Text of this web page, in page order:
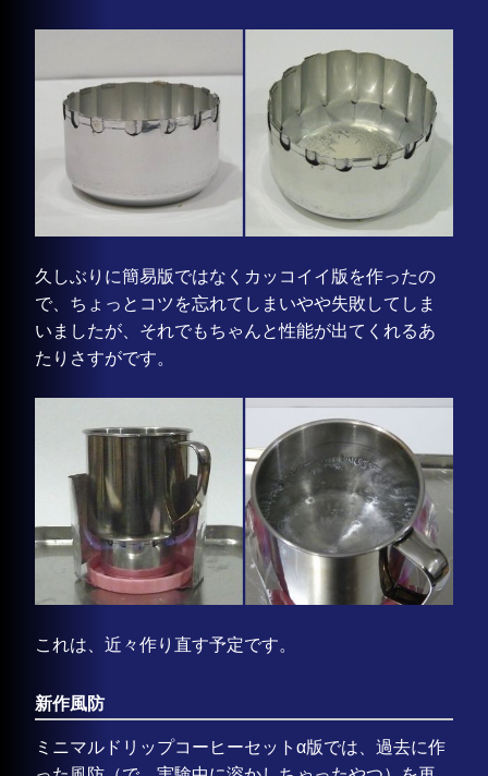
久しぶりに簡易版ではなくカッコイイ版を作ったの
で、ちょっとコツを忘れてしまいやや失敗してしま
いましたが、それでもちゃんと性能が出てくれるあ
たりさすがです。
これは、近々作り直す予定です。
新作風防
ミニマルドリップコーヒーセットα版では、過去に作